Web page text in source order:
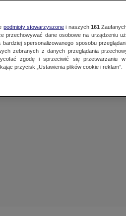
podmioty stowarzyszonei naszych 161
przechowywać dane osobowe na urządzeniu
spersonalizowanego sposobu
zebranych z danych przeglądania
zgodę i sprzeciwić się przetwarzaniu
przycisk „Ustawienia plików cookie i reklam”.